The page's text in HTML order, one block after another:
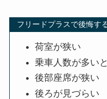
フリードプラスで後悔す
荷室が狭い
乗車人数が多い
後部座席が狭い
後ろが見づらい